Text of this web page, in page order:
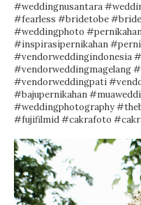
#weddingnusantara
#fearless #bridetobe
#weddingphoto
#inspirasipernikahan
#vendorweddingindonesia
#vendorweddingmagelang
#vendorweddingpati
#bajupernikahan
#weddingphotography
#fujifilmid#cakrafoto